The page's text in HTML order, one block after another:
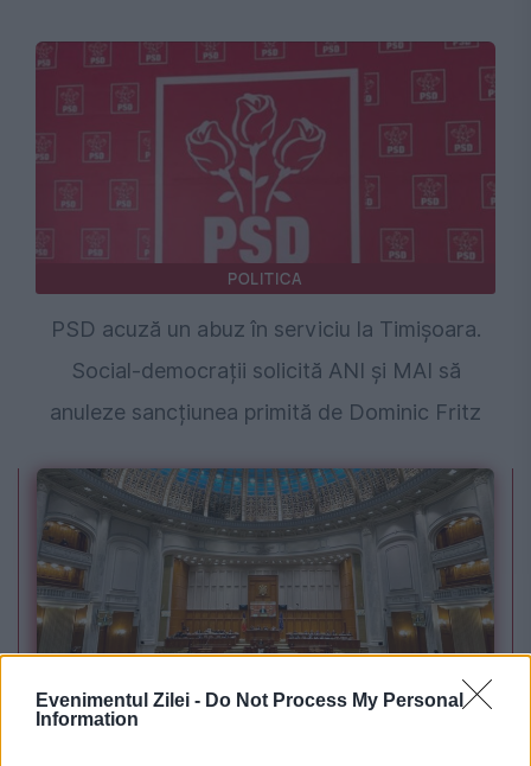
Evenimentul Zilei - Do Not Process My Personal
Information
POLITICA
PSD acuză un abuz în serviciu la Timișoara.
Social-democrații solicită ANI și MAI să
anuleze sancțiunea primită de Dominic Fritz
POLITICA